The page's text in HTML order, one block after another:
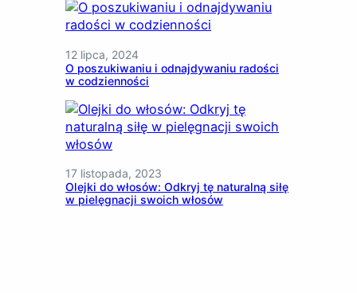
12 lipca, 2024
O poszukiwaniu i odnajdywaniu radości
w codzienności
17 listopada, 2023
Olejki do włosów: Odkryj tę naturalną siłę
w pielęgnacji swoich włosów